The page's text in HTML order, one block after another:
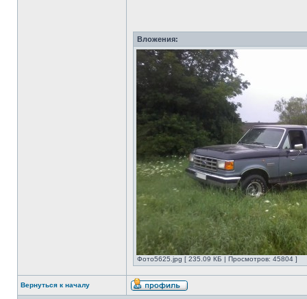
Вложения:
Фото5625.jpg [ 235.09 КБ | Просмотров: 45804 ]
Вернуться к началу